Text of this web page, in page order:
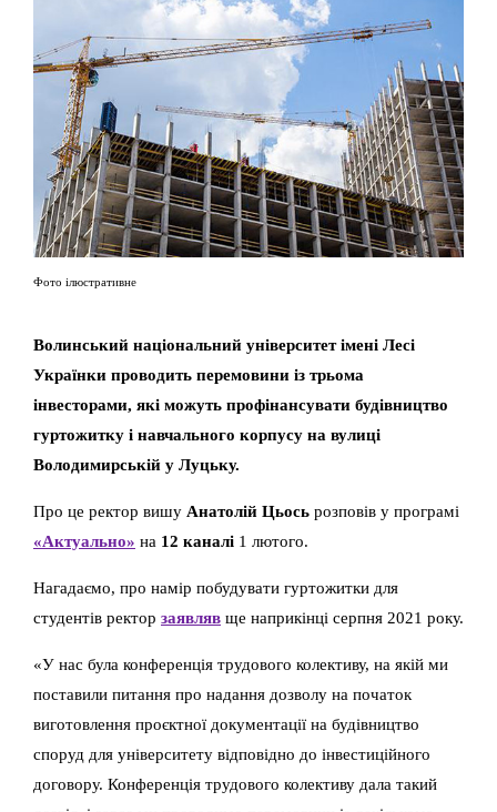
Фото ілюстративне
Волинський національний університет імені Лесі
Українки проводить перемовини із трьома
інвесторами, які можуть профінансувати будівництво
гуртожитку і навчального корпусу на вулиці
Володимирській у Луцьку.
Про це ректор вишу Анатолій Цьось розповів у програмі
«Актуально» на 12 каналі 1 лютого.
Нагадаємо, про намір побудувати гуртожитки для
студентів ректор заявляв ще наприкінці серпня 2021 року.
«У нас була конференція трудового колективу, на якій ми
поставили питання про надання дозволу на початок
виготовлення проєктної документації на будівництво
споруд для університету відповідно до інвестиційного
договору. Конференція трудового колективу дала такий